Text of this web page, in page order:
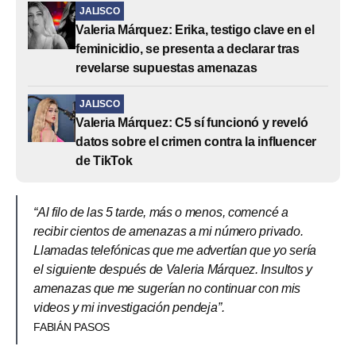
JALISCO
Valeria Márquez: Erika, testigo clave en el
feminicidio, se presenta a declarar tras
revelarse supuestas amenazas
JALISCO
Valeria Márquez: C5 sí funcionó y reveló
datos sobre el crimen contra la influencer
de TikTok
“Al filo de las 5 tarde, más o menos, comencé a
recibir cientos de amenazas a mi número privado.
Llamadas telefónicas que me advertían que yo sería
el siguiente después de Valeria Márquez. Insultos y
amenazas que me sugerían no continuar con mis
videos y mi investigación pendeja”.
FABIÁN PASOS